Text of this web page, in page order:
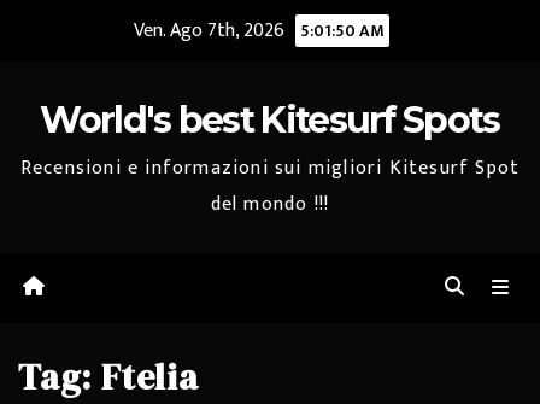
Ven. Ago 7th, 2026 5:01:50 AM
World's best Kitesurf Spots
Recensioni e informazioni sui migliori Kitesurf Spot
del mondo !!!
Tag: Ftelia